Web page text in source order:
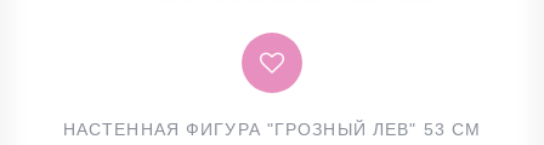
НАСТЕННАЯ ФИГУРА "ГРОЗНЫЙ ЛЕВ" 53 СМ